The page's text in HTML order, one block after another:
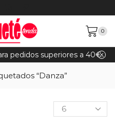
0
Gastos de envío GRATIS para pedidos superiores a 40€ (Península)
“Danza”